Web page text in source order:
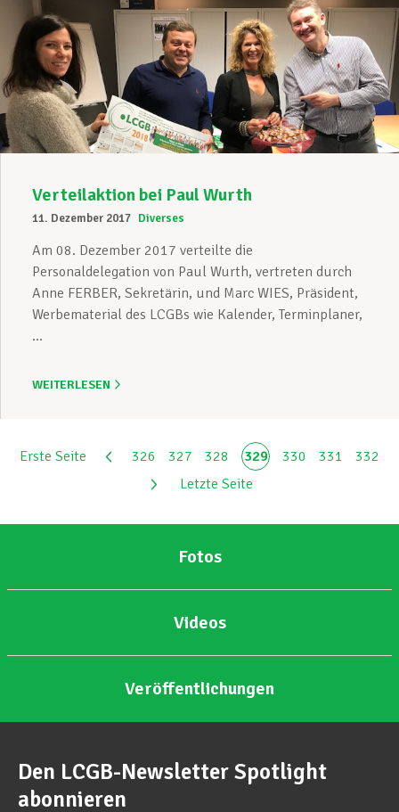
Verteilaktion bei Paul Wurth
11. Dezember 2017 Diverses
Am 08. Dezember 2017 verteilte die
Personaldelegation von Paul Wurth, vertreten durch
Anne FERBER, Sekretärin, und Marc WIES, Präsident,
Werbematerial des LCGBs wie Kalender, Terminplaner,
...
WEITERLESEN
Erste Seite 326 327 328 329 330 331
332
Letzte Seite
Fotos
Videos
Veröffentlichungen
Den LCGB-Newsletter Spotlight
abonnieren